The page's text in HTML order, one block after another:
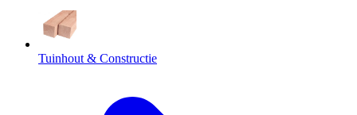
Tuinhout & Constructie